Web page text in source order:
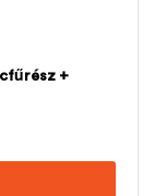
+